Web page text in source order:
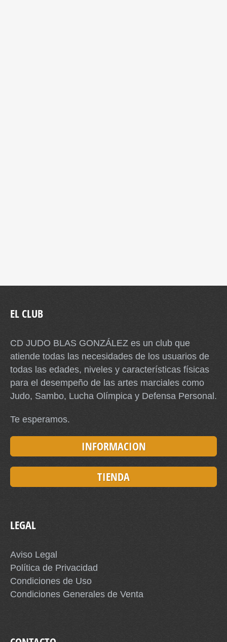
EL CLUB
CD JUDO BLAS GONZÁLEZ es un club que
atiende todas las necesidades de los usuarios de
todas las edades, niveles y características físicas
para el desempeño de las artes marciales como
Judo, Sambo, Lucha Olímpica y Defensa Personal.
Te esperamos.
INFORMACION
TIENDA
LEGAL
Aviso Legal
Política de Privacidad
Condiciones de Uso
Condiciones Generales de Venta